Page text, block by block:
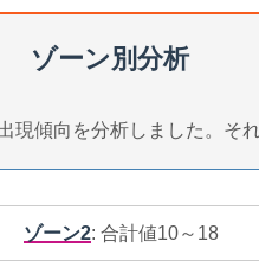
ゾーン別分析
傾向を分析しました。そ
ゾーン2: 合計値10～18